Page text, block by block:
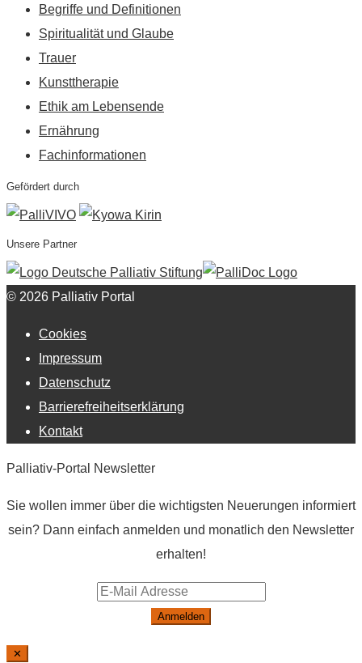
Begriffe und Definitionen
Spiritualität und Glaube
Trauer
Kunsttherapie
Ethik am Lebensende
Ernährung
Fachinformationen
Gefördert durch
Unsere Partner
© 2026 Palliativ Portal
Cookies
Impressum
Datenschutz
Barrierefreiheitserklärung
Kontakt
Palliativ-Portal Newsletter
Sie wollen immer über die wichtigsten Neuerungen informiert
sein? Dann einfach anmelden und monatlich den Newsletter
erhalten!
Anmelden
✕